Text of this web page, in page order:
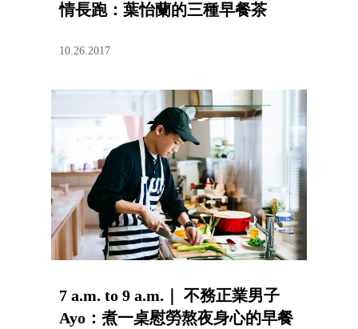
情長跑：葉怡蘭的三種早餐茶
10.26.2017
7 a.m. to 9 a.m.｜ 不務正業男子
Ayo：煮一桌慰勞熬夜身心的早餐